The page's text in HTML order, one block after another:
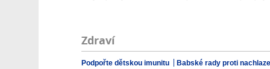
Zdraví
Podpořte dětskou imunitu
Babské rady proti